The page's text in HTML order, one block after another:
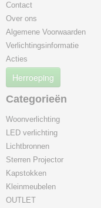
Contact
Over ons
Algemene Voorwaarden
Verlichtingsinformatie
Acties
Herroeping
Categorieën
Woonverlichting
LED verlichting
Lichtbronnen
Sterren Projector
Kapstokken
Kleinmeubelen
OUTLET